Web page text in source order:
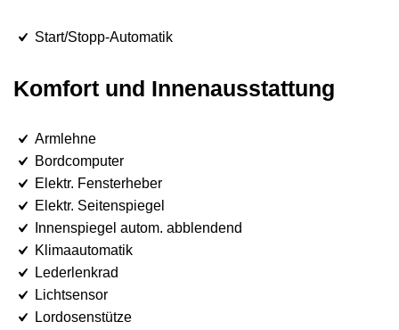
Start/Stopp-Automatik
Komfort und Innenausstattung
Armlehne
Bordcomputer
Elektr. Fensterheber
Elektr. Seitenspiegel
Innenspiegel autom. abblendend
Klimaautomatik
Lederlenkrad
Lichtsensor
Lordosenstütze